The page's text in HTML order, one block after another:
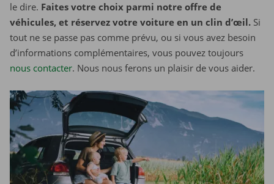
le dire. Faites votre choix parmi notre offre de
véhicules, et réservez votre voiture en un clin d’œil. Si
tout ne se passe pas comme prévu, ou si vous avez besoin
d’informations complémentaires, vous pouvez toujours
nous contacter. Nous nous ferons un plaisir de vous aider.